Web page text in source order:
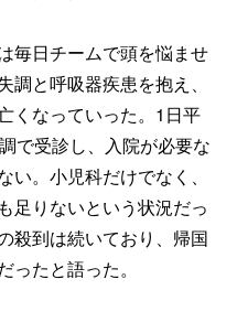
毎日チームで頭を悩ませ
と呼吸器疾患を抱え、
くなっていった。1日平
で受診し、入院が必要な
。小児科だけでなく、
足りないという状況だっ
殺到は続いており、帰国
たと語った。